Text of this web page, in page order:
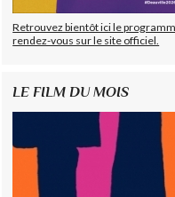
Retrouvez bientôt ici le
rendez-vous sur le site officiel.
LE FILM DU MOIS